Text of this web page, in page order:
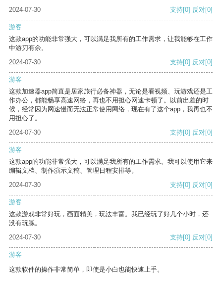
2024-07-30
支持[0] 反对[0]
游客
这款app的功能非常强大，可以满足我所有的工作需求，让我能够在工作
中游刃有余。
2024-07-30
支持[0] 反对[0]
游客
这款加速器app简直是居家旅行必备神器，无论是看视频、玩游戏还是工
作办公，都能畅享高速网络，再也不用担心网速卡顿了。以前出差的时
候，经常因为网速慢而无法正常使用网络，现在有了这个app，我再也不
用担心了。
2024-07-30
支持[0] 反对[0]
游客
这款app的功能非常强大，可以满足我所有的工作需求。我可以使用它来
编辑文档、制作演示文稿、管理日程安排等。
2024-07-30
支持[0] 反对[0]
游客
这款游戏非常好玩，画面精美，玩法丰富。我已经玩了好几个小时，还
没有玩腻。
2024-07-30
支持[0] 反对[0]
游客
这款软件的操作非常简单，即使是小白也能快速上手。